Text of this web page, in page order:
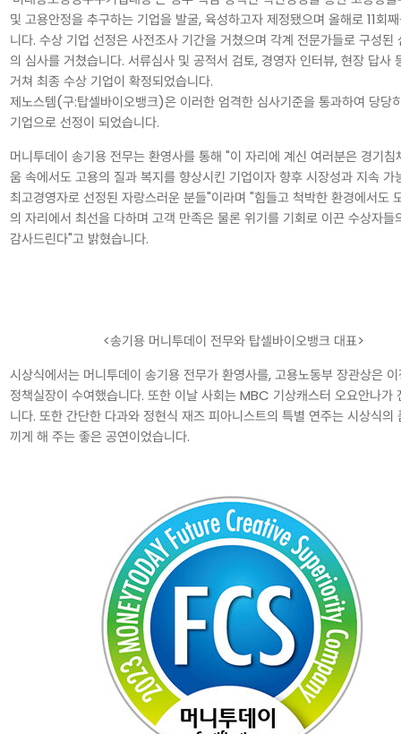
및 고용안정을 추구하는 기업을 발굴, 육성하고자 제정됐으며 올해로 11회
니다. 수상 기업 선정은 사전조사 기간을 거쳤으며 각계 전문가들로 구성된
의 심사를 거쳤습니다. 서류심사 및 공적서 검토, 경영자 인터뷰, 현장 답사
거쳐 최종 수상 기업이 확정되었습니다.
제노스템(구:탑셀바이오뱅크)은 이러한 엄격한 심사기준을 통과하여 당당
기업으로 선정이 되었습니다.
머니투데이 송기용 전무는 환영사를 통해 "이 자리에 계신 여러분은 경기침
움 속에서도 고용의 질과 복지를 향상시킨 기업이자 향후 시장성과 지속 가
최고경영자로 선정된 자랑스러운 분들"이라며 "힘들고 척박한 환경에서도
의 자리에서 최선을 다하며 고객 만족은 물론 위기를 기회로 이끈 수상자들
감사드린다"고 밝혔습니다.
<송기용 머니투데이 전무와 탑셀바이오뱅크 대표>
시상식에서는 머니투데이 송기용 전무가 환영사를, 고용노동부 장관상은
정책실장이 수여했습니다. 또한 이날 사회는 MBC 기상캐스터 오요안나가
니다. 또한 간단한 다과와 정현식 재즈 피아니스트의 특별 연주는 시상식의
끼게 해 주는 좋은 공연이었습니다.